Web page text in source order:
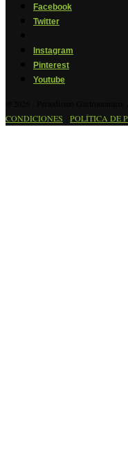
Facebook
Twitter
Instagram
Pinterest
Youtube
CONDICIONES
POLÍTICA DE